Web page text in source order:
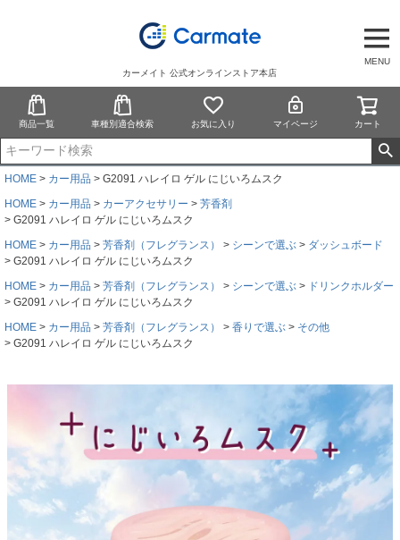
MENU
カーメイト 公式オンラインストア本店
商品一覧 車種別適合検索 お気に入り マイページ カート
HOME カー用品
G2091 ハレイロ ゲル にじいろムスク
HOME
カー用品 カーアクセサリー
芳香剤
G2091 ハレイロ ゲル にじいろムスク
HOME
カー用品 芳香剤（フレグランス） シーンで選ぶ
ダッシュボード
G2091 ハレイロ ゲル にじいろムスク
HOME
カー用品 芳香剤（フレグランス） シーンで選ぶ
ドリンクホルダー
G2091 ハレイロ ゲル にじいろムスク
HOME
カー用品 芳香剤（フレグランス） 香りで選ぶ
その他
G2091 ハレイロ ゲル にじいろムスク